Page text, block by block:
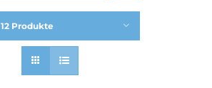
12 Produkte